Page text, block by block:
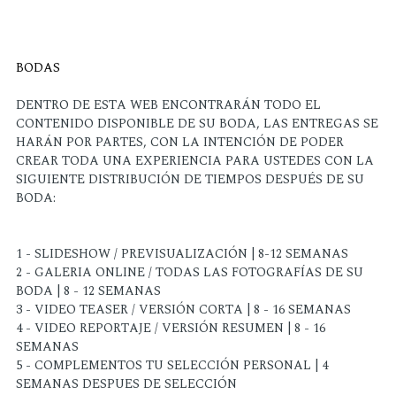
BODAS
DENTRO DE ESTA WEB ENCONTRARÁN TODO EL
CONTENIDO DISPONIBLE DE SU BODA, LAS ENTREGAS SE
HARÁN POR PARTES, CON LA INTENCIÓN DE PODER
CREAR TODA UNA EXPERIENCIA PARA USTEDES CON LA
SIGUIENTE DISTRIBUCIÓN DE TIEMPOS DESPUÉS DE SU
BODA:
1 - SLIDESHOW / PREVISUALIZACIÓN | 8-12 SEMANAS
2 - GALERIA ONLINE / TODAS LAS FOTOGRAFÍAS DE SU
BODA | 8 - 12 SEMANAS
3 - VIDEO TEASER / VERSIÓN CORTA | 8 - 16 SEMANAS
4 - VIDEO REPORTAJE / VERSIÓN RESUMEN | 8 - 16
SEMANAS
5 - COMPLEMENTOS TU SELECCIÓN PERSONAL | 4
SEMANAS DESPUES DE SELECCIÓN